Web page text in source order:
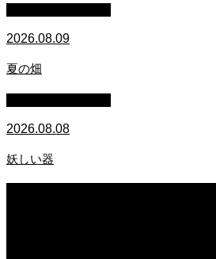
2026.08.09
夏の畑
2026.08.08
妖しい器